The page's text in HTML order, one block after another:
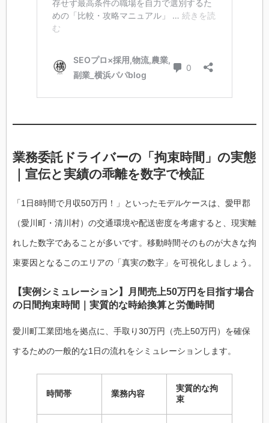
業務委託ドライバーの「拘束時間」の実態
｜宣伝と実績の乖離を数字で検証
「1日8時間で月収50万円！」といったモデルケースは、愛甲郡
（愛川町・清川村）の交通環境や配送密度を考慮すると、現実離
れした数字であることが多いです。移動時間そのものが大きな拘
束要因となるこのエリアの「真実の数字」を可視化しましょう。
【実例シミュレーション】月間売上50万円を目指す場合
の日間拘束時間｜実質的な時給換算と労働時間
愛川町工業団地を拠点に、手取り30万円（売上50万円）を確保
するための一般的な1日の流れをシミュレーションします。
時間帯 業務内容
実質的な拘
束